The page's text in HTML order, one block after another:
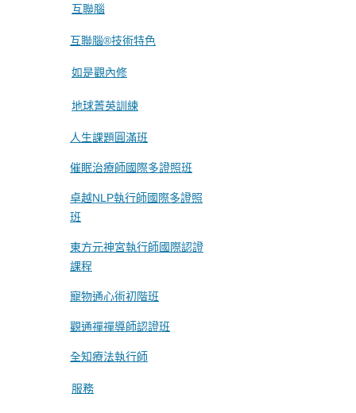
互聯腦
互聯腦®技術特色
如是觀內修
地球菁英訓練
人生課題圓滿班
催眠治療師國際多證照班
卓越NLP執行師國際多證照
班
東方元神宮執行師國際認證
課程
寵物通心術初階班
觀通禪禪導師認證班
全知療法執行師
服務